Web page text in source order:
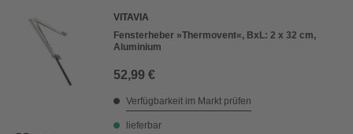
VITAVIA
Fensterheber »Thermovent«, BxL: 2 x 32 cm,
Aluminium
52,99 €
Verfügbarkeit im Markt prüfen
lieferbar